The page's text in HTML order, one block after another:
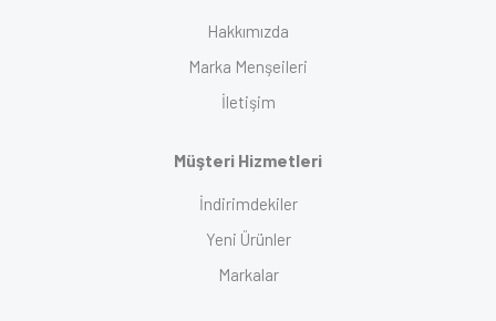
Hakkımızda
Marka Menşeileri
İletişim
Müşteri Hizmetleri
İndirimdekiler
Yeni Ürünler
Markalar